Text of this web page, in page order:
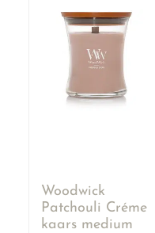
Woodwick
Patchouli Créme
kaars medium